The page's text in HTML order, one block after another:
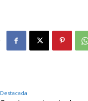
Destacada